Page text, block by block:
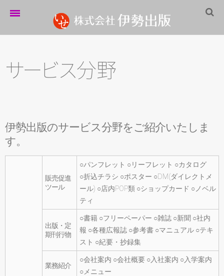
伊勢出版だより
企業情報
採用情報
お問い合わせ
サイトマップ
サービス分野
伊勢出版のサービス分野をご紹介いたしま
す。
販売促進
ツール
○パンフレット ○リーフレット ○カタログ
○折込チラシ ○ポスター ○DM(ダイレクトメ
ール) ○店内POP類 ○ショップカード ○ノベル
ティ
出版・定
期刊行物
○書籍 ○フリーペーパー ○雑誌 ○新聞 ○社内
報 ○各種広報誌 ○参考書 ○マニュアル ○テキ
スト ○紀要・抄録集
業務紹介
○会社案内 ○会社概要 ○入社案内 ○入学案内
○メニュー